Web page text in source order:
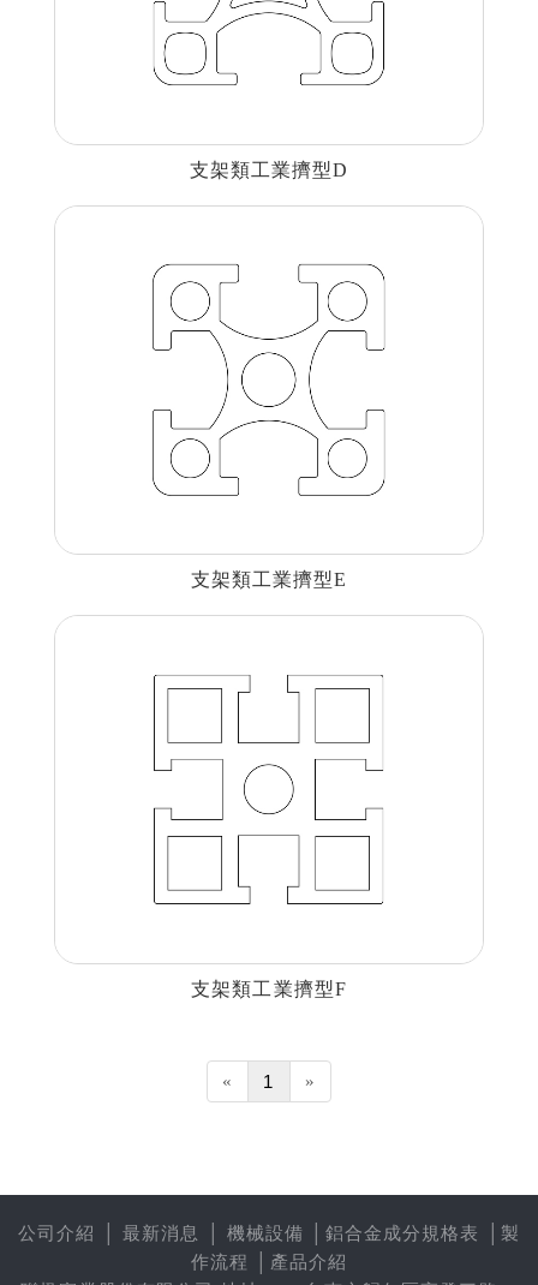
支架類工業擠型D
支架類工業擠型E
支架類工業擠型F
« 1 »
公司介紹 最新消息 機械設備 鋁合金成分規格表
製
作流程
產品介紹